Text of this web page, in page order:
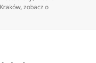
,zobacz o